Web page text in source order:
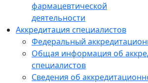
фармацевтической
деятельности
Аккредитация специалистов
Федеральный
Общая информация об
специалистов
Сведения об